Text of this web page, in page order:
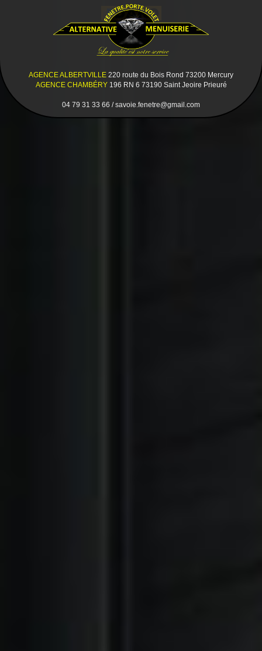
AGENCE ALBERTVILLE 220 route du Bois Rond 73200 Mercury
AGENCE CHAMBÉRY196 RN 6 73190 Saint Jeoire Prieuré
04 79 31 33 66 / savoie.fenetre@gmail.com